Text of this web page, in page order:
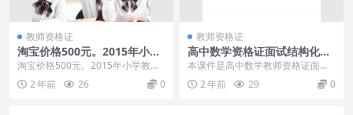
教师资格证
淘宝价格500元。2015年小学
教师资格证考试最新视频！独
淘宝价格500元。2015年小学教师
资格证考试最新视频！独家提供！
[百度云网盘]...
2 年前 26 0
教师资格证
高中数学资格证面试结构化
+试讲+答辩面试概述视频学习
本课件是高中数学教师资格证面试
相关学习课程，包含了结构化面试
试讲以及答辩的教学视...
2 年前 29 0